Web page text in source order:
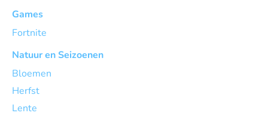
Games
Fortnite
Natuur en Seizoenen
Bloemen
Herfst
Lente